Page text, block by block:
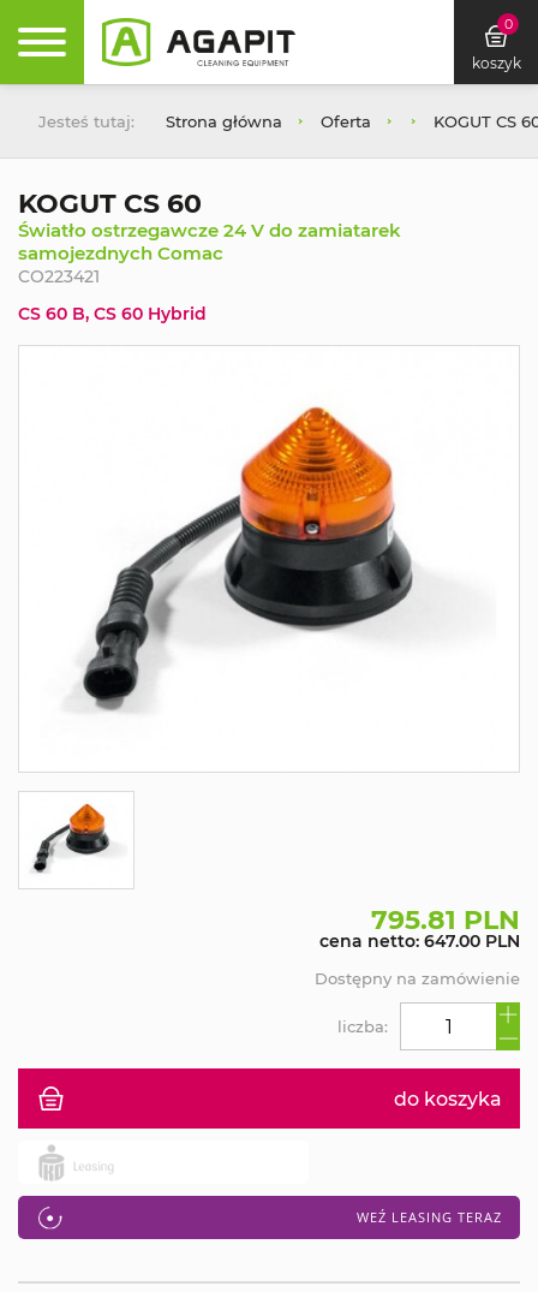
0
koszyk
Jesteś tutaj: Strona główna Oferta KOGUT CS
KOGUT CS 60
Światło ostrzegawcze 24 V do zamiatarek
samojezdnych Comac
CO223421
CS 60 B, CS 60 Hybrid
795.81 PLN
cena netto: 647.00 PLN
do koszyka
WEŹ LEASING TERAZ
liczba:
Dostępny na zamówienie